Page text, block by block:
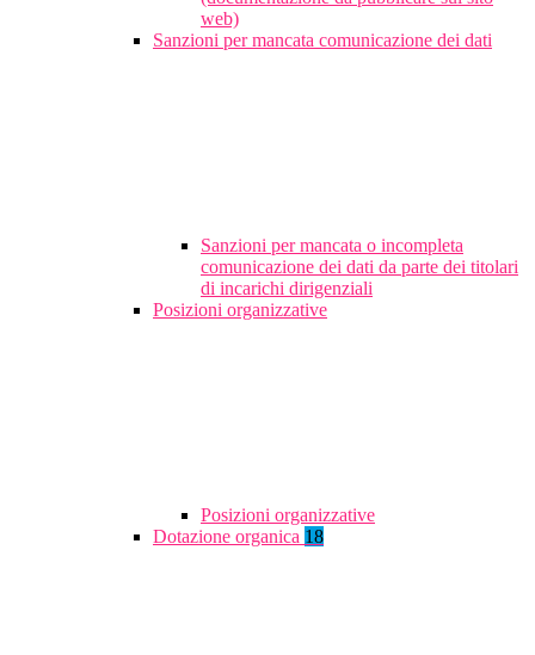
web)
Sanzioni per mancata comunicazione dei dati
Sanzioni per mancata o incompleta
comunicazione dei dati da parte dei titolari
di incarichi dirigenziali
Posizioni organizzative
Posizioni organizzative
Dotazione organica 18